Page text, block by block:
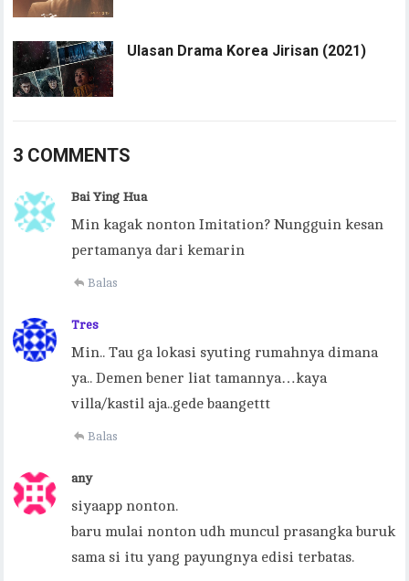
Ulasan Drama Korea Jirisan (2021)
3 COMMENTS
Bai Ying Hua
Min kagak nonton Imitation? Nungguin kesan
pertamanya dari kemarin
Balas
Tres
Min.. Tau ga lokasi syuting rumahnya dimana
ya.. Demen bener liat tamannya…kaya
villa/kastil aja..gede baangettt
Balas
any
siyaapp nonton.
baru mulai nonton udh muncul prasangka buruk
sama si itu yang payungnya edisi terbatas.